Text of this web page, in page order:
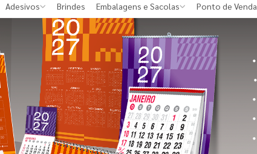
Adesivos Brindes Embalagens e Sacolas Ponto de Venda